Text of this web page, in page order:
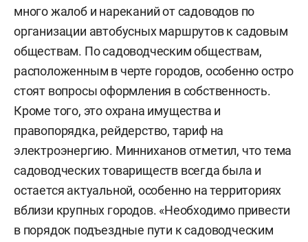
много жалоб и нареканий от садоводов по
организации автобусных маршрутов к садовым
обществам. По садоводческим обществам,
расположенным в черте городов, особенно остро
стоят вопросы оформления в собственность.
Кроме того, это охрана имущества и
правопорядка, рейдерство, тариф на
электроэнергию. Минниханов отметил, что тема
садоводческих товариществ всегда была и
остается актуальной, особенно на территориях
вблизи крупных городов. «Необходимо привести
в порядок подъездные пути к садоводческим